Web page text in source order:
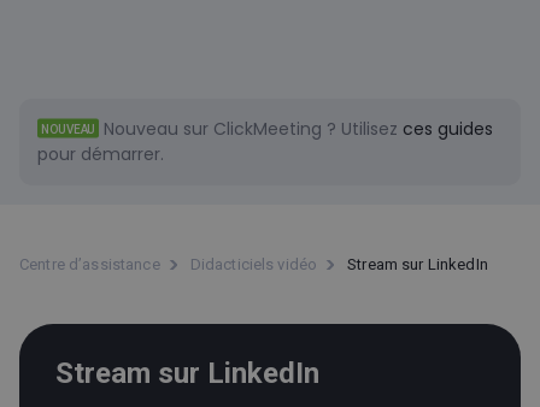
NOUVEAU Nouveau sur ClickMeeting ? Utilisez ces guides
pour démarrer.
Centre d’assistance Didacticiels vidéo Stream sur LinkedIn
Stream sur LinkedIn